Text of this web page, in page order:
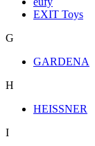
EXIT Toys
G
GARDENA
H
HEISSNER
I